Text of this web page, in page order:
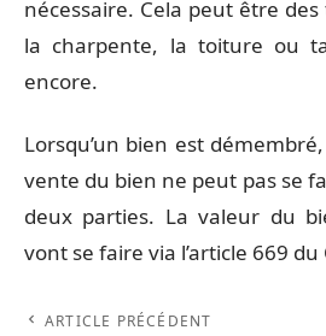
nécessaire. Cela peut être
la charpente, la toiture ou
encore.
Lorsqu’un bien est
vente du bien ne peut pas se
deux parties. La valeur du
vont se faire via l’article 669 du
ARTICLE PRÉCÉDENT